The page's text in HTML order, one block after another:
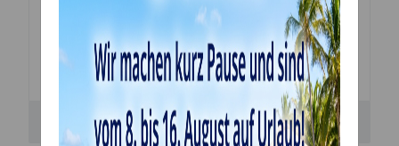
Bewertungen